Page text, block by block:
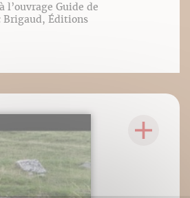
l’ouvrage Guide de
Brigaud, Éditions